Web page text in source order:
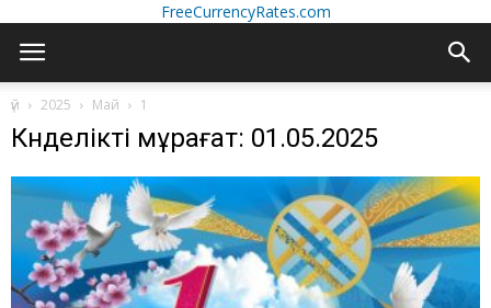
FreeCurrencyRates.com
үй 2025 Май 1
Күнделікті мұрағат: 01.05.2025